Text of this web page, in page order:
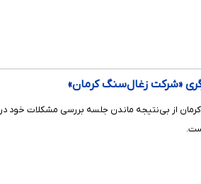
«شرکت زغال‌سنگ کرمان»
از بی‌نتیجه ماندن جلسه بررسی مشکلات خود در